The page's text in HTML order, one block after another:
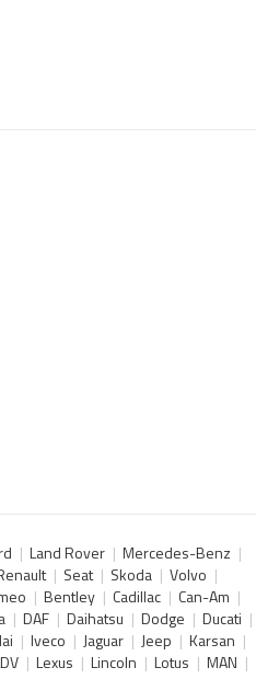
Land Rover
Mercedes-Benz
Seat Skoda
Volvo
Bentley Cadillac
Can-Am
DAF Daihatsu Dodge
Ducati
Iveco Jaguar Jeep
Karsan
Lexus Lincoln Lotus
MAN